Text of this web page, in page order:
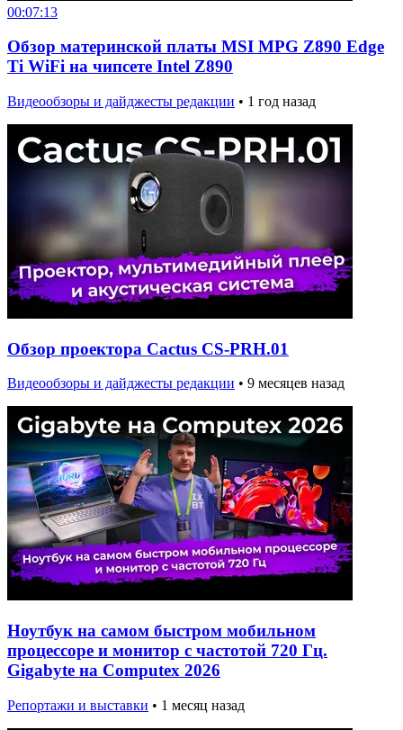
00:07:13
Обзор материнской платы MSI MPG Z890 Edge
Ti WiFi на чипсете Intel Z890
Видеообзоры и дайджесты редакции • 1 год назад
Обзор проектора Cactus CS-PRH.01
Видеообзоры и дайджесты редакции • 9 месяцев назад
Ноутбук на самом быстром мобильном
процессоре и монитор с частотой 720 Гц.
Gigabyte на Computex 2026
Репортажи и выставки • 1 месяц назад